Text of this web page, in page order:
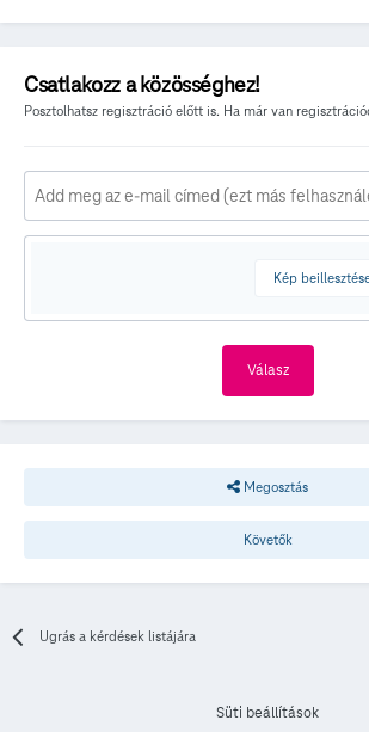
Csatlakozz a közösséghez!
Posztolhatsz regisztráció előtt is. Ha már van
Kép
Válasz
Megosztás
Követők
Ugrás a kérdések listájára
Süti beállítások